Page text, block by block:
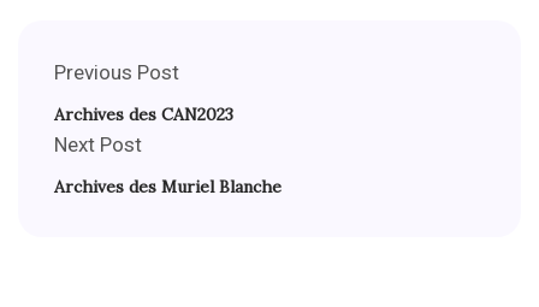
Previous Post
Archives des CAN2023
Next Post
Archives des Muriel Blanche